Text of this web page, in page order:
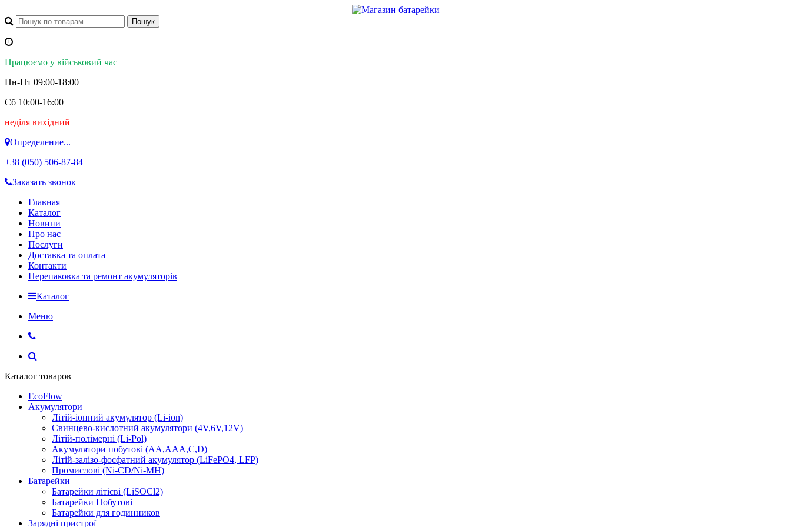
Працюємо у військовий час
Пн-Пт 09:00-18:00
Сб 10:00-16:00
неділя вихідний
Определение...
+38 (050) 506-87-84
Заказать звонок
Главная
Каталог
Новини
Про нас
Послуги
Доставка та оплата
Контакти
Перепаковка та ремонт акумуляторів
Каталог
Меню
Каталог товаров
EcoFlow
Акумулятори
Літій-іонний акумулятор (Li-ion)
Свинцево-кислотний акумулятори (4V,6V,12V)
Літій-полімерні (Li-Pol)
Акумулятори побутові (AA,AAA,C,D)
Літій-залізо-фосфатний акумулятор (LiFePO4, LFP)
Промислові (Ni-CD/Ni-MH)
Батарейки
Батарейки літієві (LiSOCl2)
Батарейки Побутові
Батарейки для годинников
Зарядні пристрої